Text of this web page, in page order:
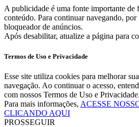
A publicidade é uma fonte importante de
conteúdo. Para continuar navegando, por
bloqueador de anúncios.
Após desabilitar, atualize a página para
Termos de Uso e Privacidade
Esse site utiliza cookies para melhorar
navegação. Ao continuar o acesso,
com nossos Termos de Uso e Privacidade.
Para mais informações, ACESSE
CLICANDO AQUI
PROSSEGUIR